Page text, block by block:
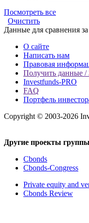
Посмотреть все
Очистить
Данные для сравнения
О сайте
Написать нам
Правовая
Получить данные /
Investfunds-PRO
FAQ
Портфель
Copyright © 2003-2026
Другие проекты
Cbonds
Cbonds-Congress
Private equity and
Cbonds Review